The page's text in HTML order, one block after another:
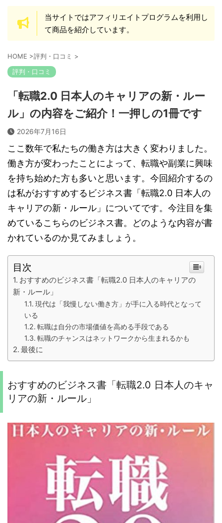
当サイトではアフィリエイトプログラムを利用し
て商品を紹介しています。
HOME >評判・口コミ >
評判・口コミ
「転職2.0 日本人のキャリアの新・ルー
ル」の内容をご紹介！一押しの1冊です
2026年7月16日
ここ数年で私たちの働き方は大きく変わりました。
働き方が変わったことによって、転職や副業に興味
を持ち始めた方も多いと思います。今回紹介するの
は私がおすすめするビジネス書「転職2.0 日本人の
キャリアの新・ルール」についてです。今注目を集
めているこちらのビジネス書。どのような内容が書
かれているのか見てみましょう。
目次
おすすめのビジネス書「転職2.0 日本人のキャリアの
新・ルール」
現代は「我慢しない働き方」が手に入る時代となって
いる
転職は自分の市場価値を高める手段である
転職のチャンスはネットワークから生まれるかも
最後に
おすすめのビジネス書「転職2.0 日本人のキャ
リアの新・ルール」